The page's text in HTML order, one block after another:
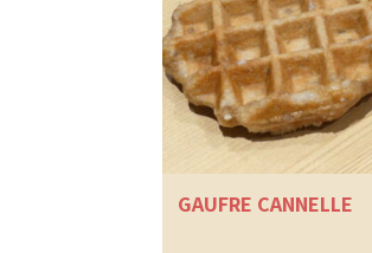
GAUFRE CANNELLE